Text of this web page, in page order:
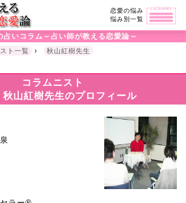
恋愛の悩み
悩み別一覧
いコラム～占い師が教える恋愛論～
ト一覧 › 秋山紅樹先生
コラムニスト
秋山紅樹先生のプロフィール